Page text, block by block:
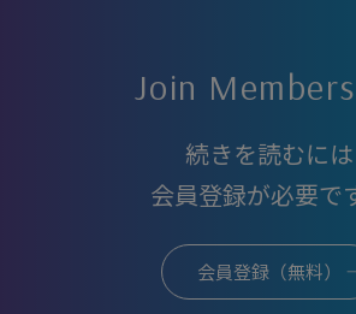
Join
続きを読むには
会員登録が必要で
会員登録（無料）